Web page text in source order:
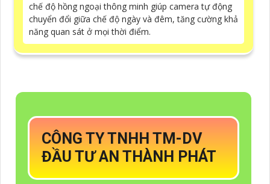
chế độ hồng ngoại thông minh giúp camera tự động
chuyển đổi giữa chế độ ngày và đêm, tăng cường khả
năng quan sát ở mọi thời điểm.
CÔNG TY TNHH TM-DV
ĐẦU TƯ AN THÀNH PHÁT